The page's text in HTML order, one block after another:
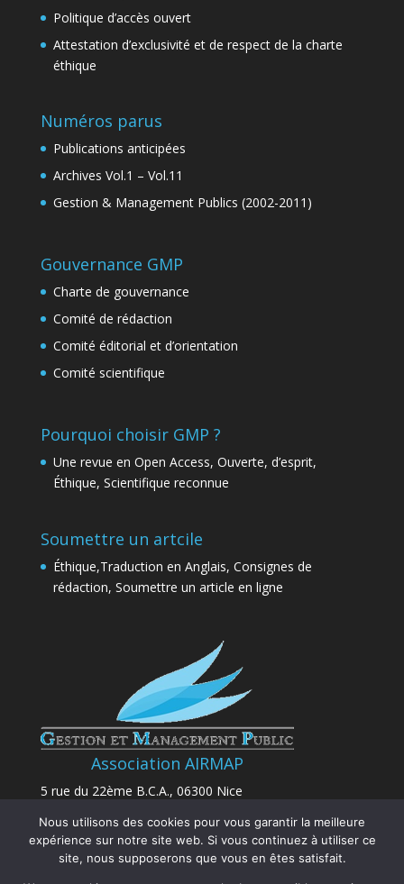
Politique d’accès ouvert
Attestation d’exclusivité et de respect de la charte
éthique
Numéros parus
Publications anticipées
Archives Vol.1 – Vol.11
Gestion & Management Publics (2002-2011)
Gouvernance GMP
Charte de gouvernance
Comité de rédaction
Comité éditorial et d’orientation
Comité scientifique
Pourquoi choisir GMP ?
Une revue en Open Access, Ouverte, d’esprit,
Éthique, Scientifique reconnue
Soumettre un artcile
Éthique,Traduction en Anglais, Consignes de
rédaction, Soumettre un article en ligne
Association AIRMAP
5 rue du 22ème B.C.A., 06300 Nice
E-mail:contact@airmap.fr
Nous utilisons des cookies pour vous garantir la meilleure
expérience sur notre site web. Si vous continuez à utiliser ce
site, nous supposerons que vous en êtes satisfait.